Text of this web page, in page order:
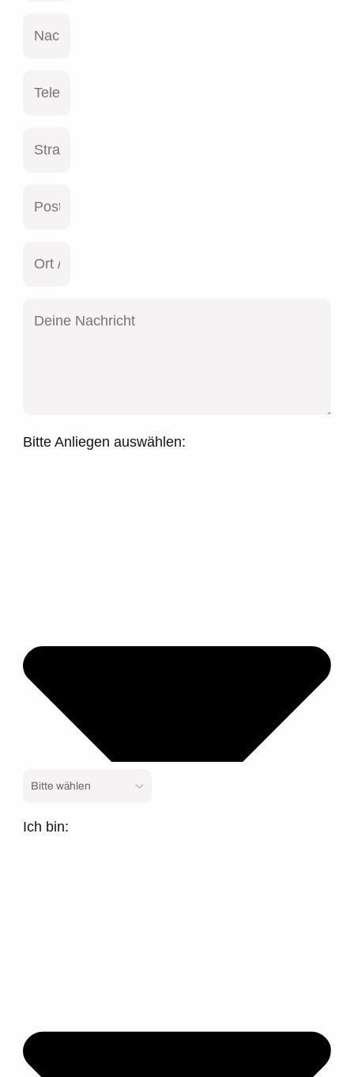
Bitte Anliegen auswählen:
Ich bin: